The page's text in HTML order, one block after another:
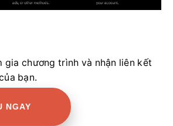
gia chương trình và nhận liên kết
bạn.
NGAY